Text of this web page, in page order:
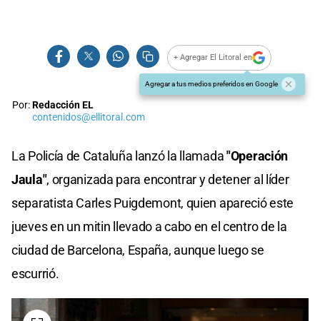
+ Agregar El Litoral en
Agregar a tus medios preferidos en Google
Por:Redacción EL
contenidos@ellitoral.com
La Policía de Cataluña lanzó la llamada"Operación
Jaula", organizada para encontrar y detener al líder
separatista Carles Puigdemont, quien apareció este
jueves en un mitin llevado a cabo en el centro de la
ciudad de Barcelona, España, aunque luego se
escurrió.